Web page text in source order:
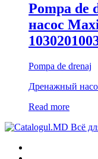
Pompa
насос
Pompa de drenaj
Дренажный
Read more
Всё